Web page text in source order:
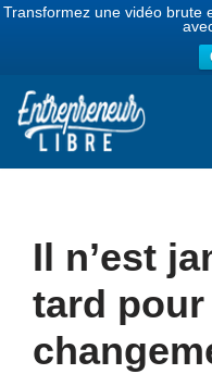
Transformez une vidéo brute
Aller
Il n’est
tard